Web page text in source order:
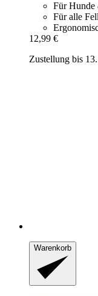
Für Hunde
Für alle
12,99 €
Zustellung bis
Warenkorb